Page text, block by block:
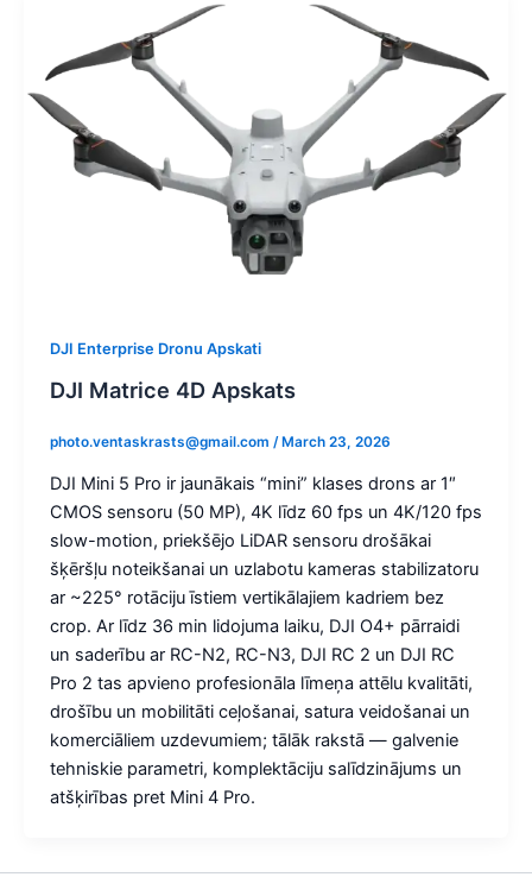
DJI Enterprise Dronu Apskati
DJI Matrice 4D Apskats
photo.ventaskrasts@gmail.com /March 23, 2026
DJI Mini 5 Pro ir jaunākais “mini” klases drons ar 1″
CMOS sensoru (50 MP), 4K līdz 60 fps un 4K/120 fps
slow-motion, priekšējo LiDAR sensoru drošākai
šķēršļu noteikšanai un uzlabotu kameras stabilizatoru
ar ~225° rotāciju īstiem vertikālajiem kadriem bez
crop. Ar līdz 36 min lidojuma laiku, DJI O4+ pārraidi
un saderību ar RC-N2, RC-N3, DJI RC 2 un DJI RC
Pro 2 tas apvieno profesionāla līmeņa attēlu kvalitāti,
drošību un mobilitāti ceļošanai, satura veidošanai un
komerciāliem uzdevumiem; tālāk rakstā — galvenie
tehniskie parametri, komplektāciju salīdzinājums un
atšķirības pret Mini 4 Pro.